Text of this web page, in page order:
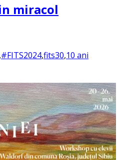
miracol
,#FITS2024,fits30,10 ani